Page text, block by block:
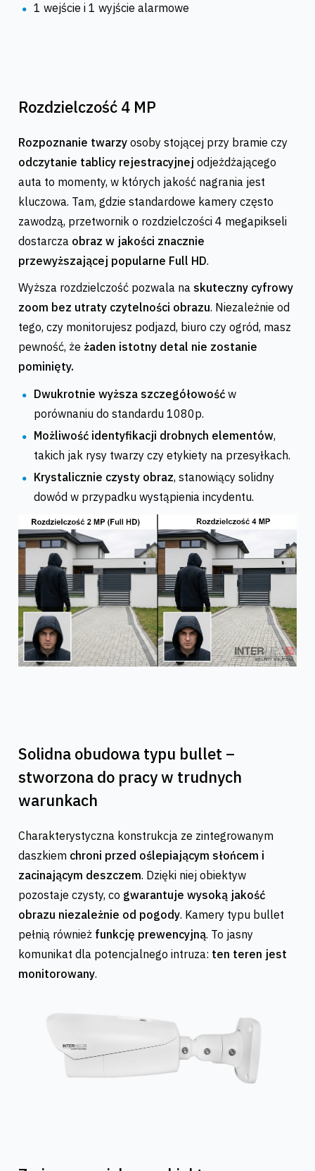
1 wejście i 1 wyjście alarmowe
Rozdzielczość 4 MP
Rozpoznanie twarzy osoby stojącej przy bramie czy
odczytanie tablicy rejestracyjnej odjeżdżającego
auta to momenty, w których jakość nagrania jest
kluczowa. Tam, gdzie standardowe kamery często
zawodzą, przetwornik o rozdzielczości 4 megapikseli
dostarcza obraz w jakości znacznie
przewyższającej popularne Full HD.
Wyższa rozdzielczość pozwala na skuteczny cyfrowy
zoom bez utraty czytelności obrazu. Niezależnie od
tego, czy monitorujesz podjazd, biuro czy ogród, masz
pewność, że żaden istotny detal nie zostanie
pominięty.
Dwukrotnie wyższa szczegółowość w
porównaniu do standardu 1080p.
Możliwość identyfikacji drobnych elementów,
takich jak rysy twarzy czy etykiety na przesyłkach.
Krystalicznie czysty obraz, stanowiący solidny
dowód w przypadku wystąpienia incydentu.
Solidna obudowa typu bullet –
stworzona do pracy w trudnych
warunkach
Charakterystyczna konstrukcja ze zintegrowanym
daszkiem chroni przed oślepiającym słońcem i
zacinającym deszczem. Dzięki niej obiektyw
pozostaje czysty, co gwarantuje wysoką jakość
obrazu niezależnie od pogody. Kamery typu bullet
pełnią również funkcję prewencyjną. To jasny
komunikat dla potencjalnego intruza: ten teren jest
monitorowany.